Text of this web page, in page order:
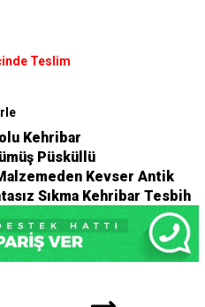
Teslim
Kehribar
Püsküllü
Kevser Antik
Sıkma Kehribar Tesbih